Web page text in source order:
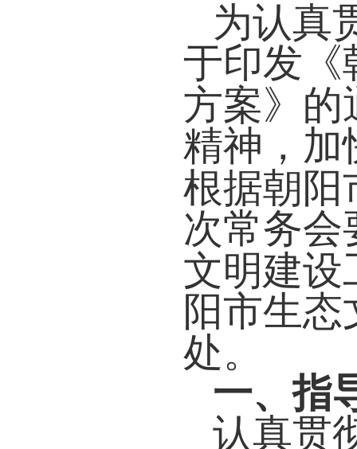
为认真
于印发《
方案》的
精神，加
根据朝阳
次常务会
文明建设
阳市生
处。
一、指
认真贯